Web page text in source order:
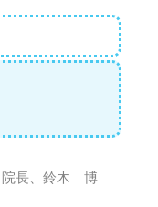
院長、鈴木 博